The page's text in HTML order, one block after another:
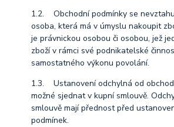
1.2. Obchodní podmínky se
osoba, která má v úmyslu nakoupit
je právnickou osobou či osobou, jež
zboží v rámci své podnikatelské
samostatného výkonu povolání.
1.3. Ustanovení odchylná od
možné sjednat v kupní smlouvě.
smlouvě mají přednost před
podmínek.